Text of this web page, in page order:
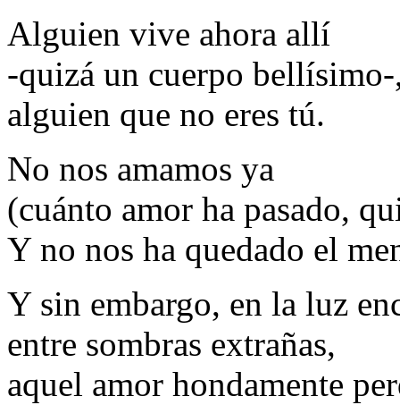
Alguien vive ahora allí
-quizá un cuerpo
alguien que no eres tú.
No nos amamos ya
(cuánto amor ha pasado,
Y no nos ha quedado el
Y sin embargo, en la luz
entre sombras extrañas,
aquel amor hondamente